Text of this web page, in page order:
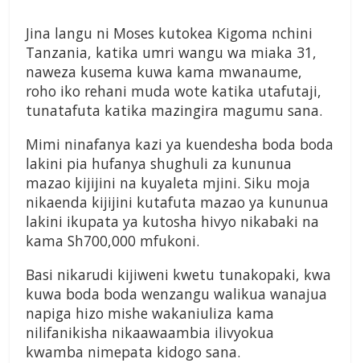
Jina langu ni Moses kutokea Kigoma nchini
Tanzania, katika umri wangu wa miaka 31,
naweza kusema kuwa kama mwanaume,
roho iko rehani muda wote katika utafutaji,
tunatafuta katika mazingira magumu sana.
Mimi ninafanya kazi ya kuendesha boda boda
lakini pia hufanya shughuli za kununua
mazao kijijini na kuyaleta mjini. Siku moja
nikaenda kijijini kutafuta mazao ya kununua
lakini ikupata ya kutosha hivyo nikabaki na
kama Sh700,000 mfukoni.
Basi nikarudi kijiweni kwetu tunakopaki, kwa
kuwa boda boda wenzangu walikua wanajua
napiga hizo mishe wakaniuliza kama
nilifanikisha nikaawaambia ilivyokua
kwamba nimepata kidogo sana.